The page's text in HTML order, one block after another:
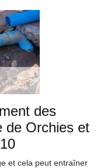
des
de Orchies et
et cela peut entraîner